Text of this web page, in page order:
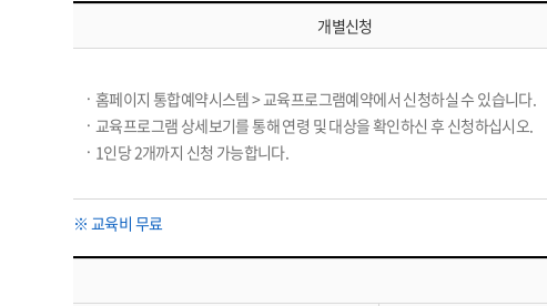
개별신청
홈페이지 통합예약시스템 > 교육프로그램예약에서 신청하실 수 있습니다.
교육프로그램 상세보기를 통해 연령 및 대상을 확인하신 후 신청하십시오.
1인당 2개까지 신청 가능합니다.
※ 교육비 무료